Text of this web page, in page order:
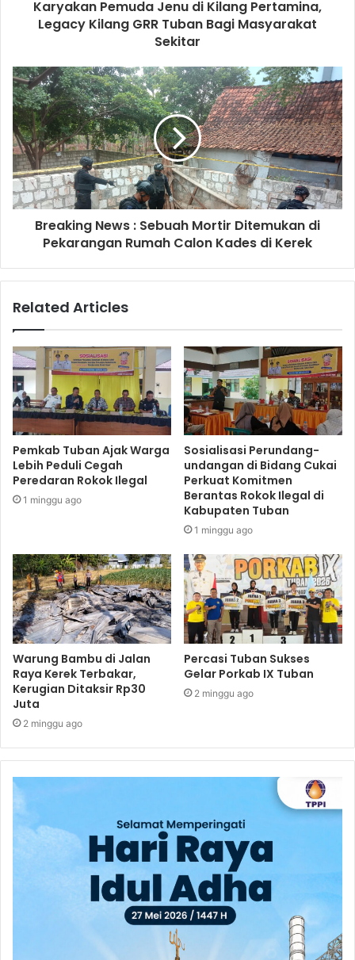
s
Karyakan Pemuda Jenu di Kilang Pertamina,
Legacy Kilang GRR Tuban Bagi Masyarakat
Sekitar
Breaking News : Sebuah Mortir Ditemukan di
Pekarangan Rumah Calon Kades di Kerek
Related Articles
Pemkab Tuban Ajak Warga
Lebih Peduli Cegah
Peredaran Rokok Ilegal
1 minggu ago
Sosialisasi Perundang-
undangan di Bidang Cukai
Perkuat Komitmen
Berantas Rokok Ilegal di
Kabupaten Tuban
1 minggu ago
Warung Bambu di Jalan
Raya Kerek Terbakar,
Kerugian Ditaksir Rp30
Juta
2 minggu ago
Percasi Tuban Sukses
Gelar Porkab IX Tuban
2 minggu ago